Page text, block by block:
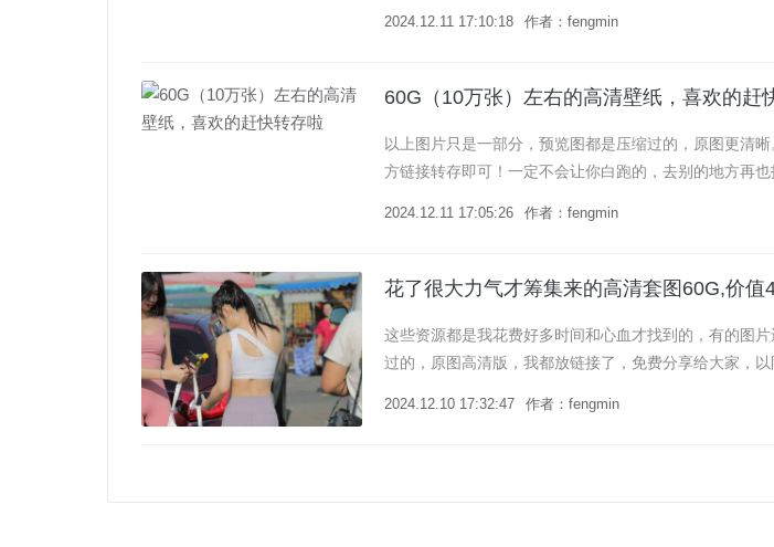
2024.12.11 17:10:18 作者：fengmin
60G（10万张）左右的高清壁纸，喜欢的赶
以上图片只是一部分，预览图都是压缩过的，原图更清
方链接转存即可！一定不会让你白跑的，去别的地方再
2024.12.11 17:05:26 作者：fengmin
花了很大力气才筹集来的高清套图60G,价值
这些资源都是我花费好多时间和心血才找到的，有的图
过的，原图高清版，我都放链接了，免费分享给大家，以
2024.12.10 17:32:47 作者：fengmin